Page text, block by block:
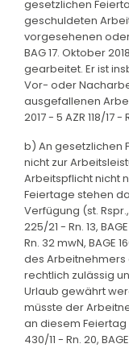
gesetzlichen
geschuldeten
vorgesehenen
BAG 17. Oktober
gearbeitet. Er ist
Vor- oder
ausgefallenen
2017 - 5 AZR 118/17 -
b) An gesetzlichen
nicht zur
Arbeitspflicht nicht
Feiertage stehen
Verfügung (st.
225/21 - Rn. 13,
Rn. 32 mwN, BAGE
des
rechtlich zulässig
Urlaub gewährt
müsste der
an diesem Feiertag
430/11 - Rn. 20,